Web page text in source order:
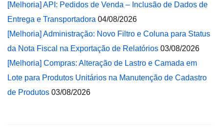
[Melhoria] API: Pedidos de Venda – Inclusão de Dados de
Entrega e Transportadora 04/08/2026
[Melhoria] Administração: Novo Filtro e Coluna para Status
da Nota Fiscal na Exportação de Relatórios 03/08/2026
[Melhoria] Compras: Alteração de Lastro e Camada em
Lote para Produtos Unitários na Manutenção de Cadastro
de Produtos 03/08/2026